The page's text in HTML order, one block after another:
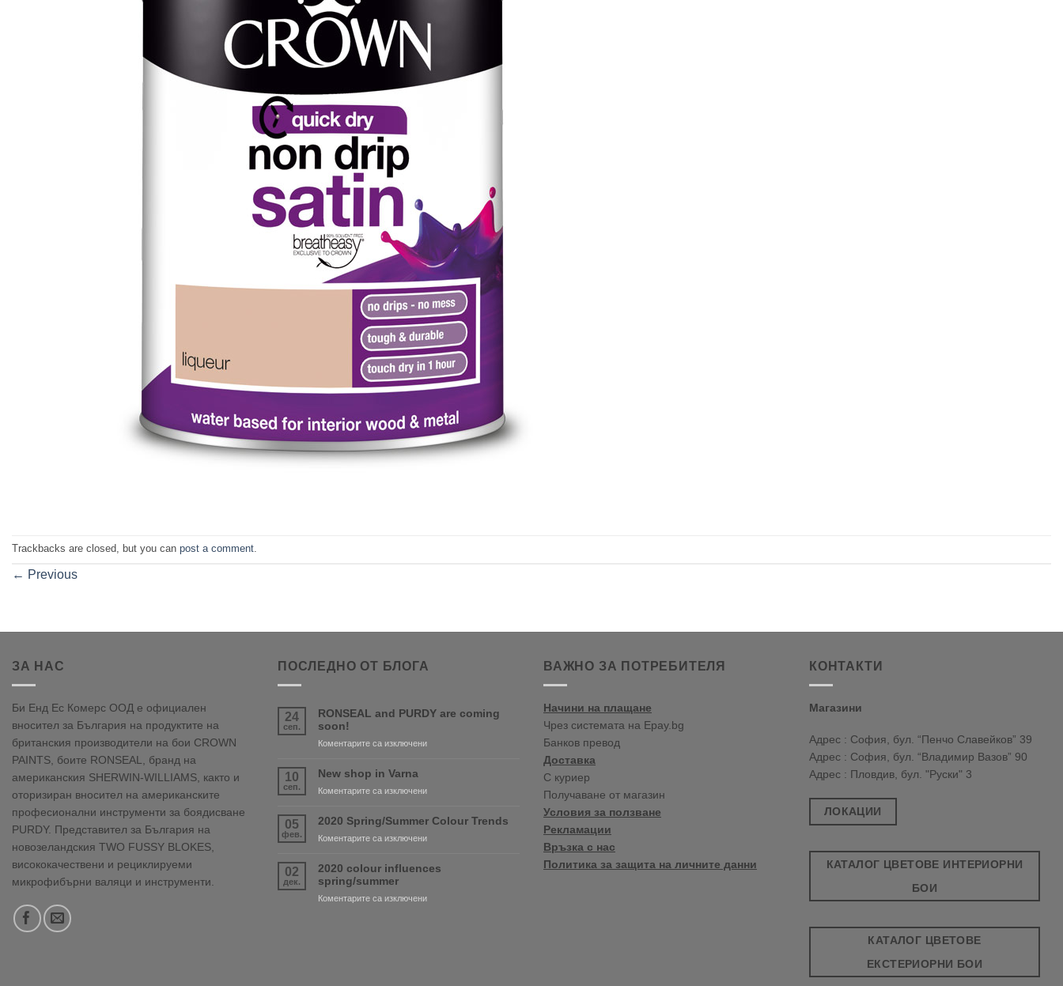
Trackbacks are closed, but you can post a comment
← Previous
ЗА НАС
Би Енд Ес Комерс ООД е официален
вносител за България на продуктите на
британския производители на бои CROWN
PAINTS, боите RONSEAL, бранд на
американския SHERWIN-WILLIAMS, както и
оторизиран вносител на американските
професионални инструменти за боядисване
PURDY. Представител за България на
новозеландския TWO FUSSY BLOKES,
висококачествени и рециклируеми
микрофибърни валяци и инструменти.
ПОСЛЕДНО ОТ БЛОГА
24
сеп.
RONSEAL and PURDY are coming
soon!
Коментарите са изключениза
are
soon!
10
сеп.
New shop in Varna
Коментарите са изключениза
shop
Varna
05
фев.
2020 Spring/Summer Colour Trends
Коментарите са изключениза
02
дек.
2020 colour influences
spring/summer
Коментарите са изключениза
ВАЖНО ЗА ПОТРЕБИТЕЛЯ
Начини на плащане
Чрез системата на Epay.bg
Банков превод
Доставка
С куриер
Получаване от магазин
Условия за ползване
Рекламации
Връзка с нас
Политика за защита на личните данни
КОНТАКТИ
Магазини
Адрес : София, бул. “Пенчо Славейков” 39
Адрес : София, бул. “Владимир Вазов” 90
Адрес : Пловдив, бул. "Руски" 3
ЛОКАЦИИ
КАТАЛОГ ЦВЕТОВЕ ИНТЕРИОРНИ
БОИ
КАТАЛОГ ЦВЕТОВЕ
ЕКСТЕРИОРНИ БОИ